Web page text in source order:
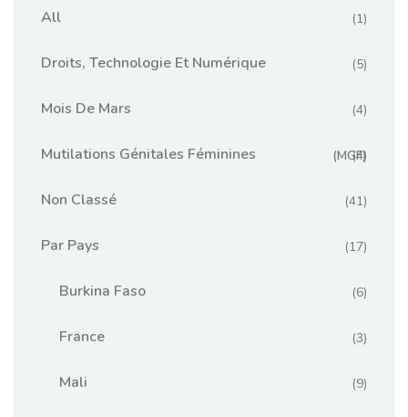
All (1)
Droits, Technologie Et Numérique (5)
Mois De Mars (4)
Mutilations Génitales Féminines (MGF)
(4)
Non Classé (41)
Par Pays (17)
Burkina Faso (6)
France (3)
Mali (9)